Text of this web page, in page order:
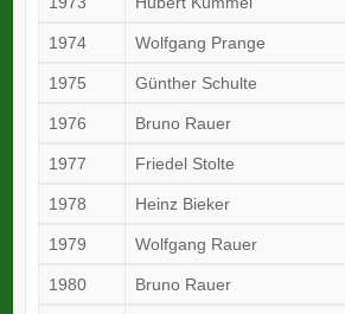
1974 Wolfgang Prange
1975 Günther Schulte
1976 Bruno Rauer
1977 Friedel Stolte
1978 Heinz Bieker
1979 Wolfgang Rauer
1980 Bruno Rauer